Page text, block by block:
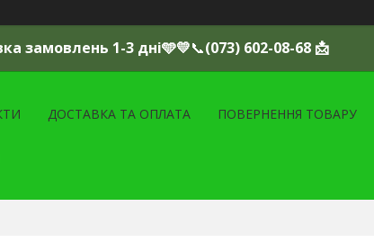
замовлень 1-3 дні🩵💛📞(073) 602-08-68 📩
ДОСТАВКА ТА ОПЛАТА ПОВЕРНЕННЯ ТОВАРУ